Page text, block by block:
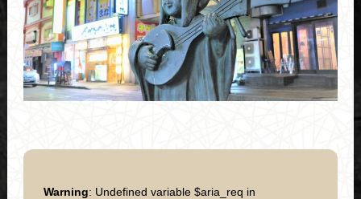
Warning: Undefined variable $aria_req in